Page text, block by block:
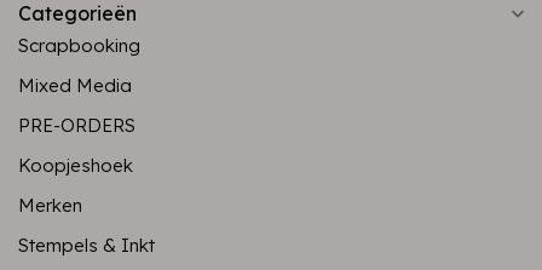
Categorieën
Scrapbooking
Mixed Media
PRE-ORDERS
Koopjeshoek
Merken
Stempels & Inkt